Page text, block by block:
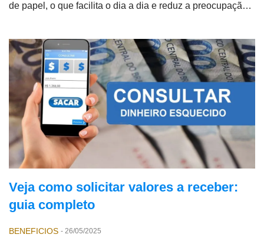
de papel, o que facilita o dia a dia e reduz a preocupação
Veja como solicitar valores a receber:
guia completo
BENEFICIOS - 26/05/2025